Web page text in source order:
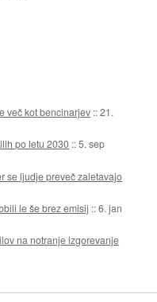
več kot bencinarjev ::21.
po letu 2030 ::5. sep
se ljudje preveč zaletavajo
le še brez emisij ::6. jan
na notranje izgorevanje